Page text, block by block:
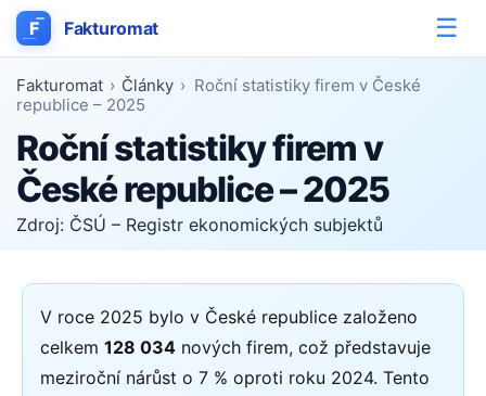
F Fakturomat ☰
Fakturomat › Články › Roční statistiky firem v České
republice – 2025
Roční statistiky firem v
České republice – 2025
Zdroj: ČSÚ – Registr ekonomických subjektů
V roce 2025 bylo v České republice založeno
celkem 128 034 nových firem, což představuje
meziroční nárůst o 7 % oproti roku 2024. Tento